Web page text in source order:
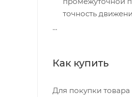
точность
Как купить
Для покупки